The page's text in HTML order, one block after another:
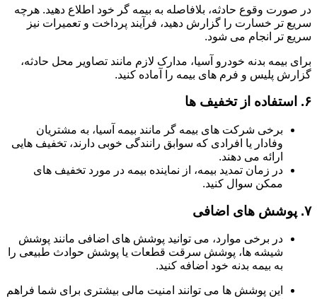
در صورت وقوع حادثه، بلافاصله به بیمه گر خود اطلاع دهید. هرچه
سریع تر خسارت را گزارش دهید، فرآیند پرداخت و تعمیرات نیز
سریع تر انجام می شود.
برای بیمه بدنه خودرو آسیا، مدارک لازم مانند تصاویر محل حادثه،
گزارش پلیس و فرم های بیمه را آماده کنید.
۶. استفاده از تخفیف ها
برخی شرکت های بیمه گر مانند بیمه آسیا، به مشتریان
وفادار یا افرادی که سوابق رانندگی خوبی دارند، تخفیف هایی
ارائه می دهند.
در زمان تمدید بیمه، از نماینده بیمه در مورد تخفیف های
ممکن سوال کنید.
۷. پوشش های اضافی
در برخی موارد، می توانید پوشش های اضافی مانند پوشش
شیشه ها، پوشش سرقت قطعات یا پوشش حوادث طبیعی را
به بیمه بدنه خود اضافه کنید.
این پوشش ها می توانند امنیت مالی بیشتری برای شما فراهم